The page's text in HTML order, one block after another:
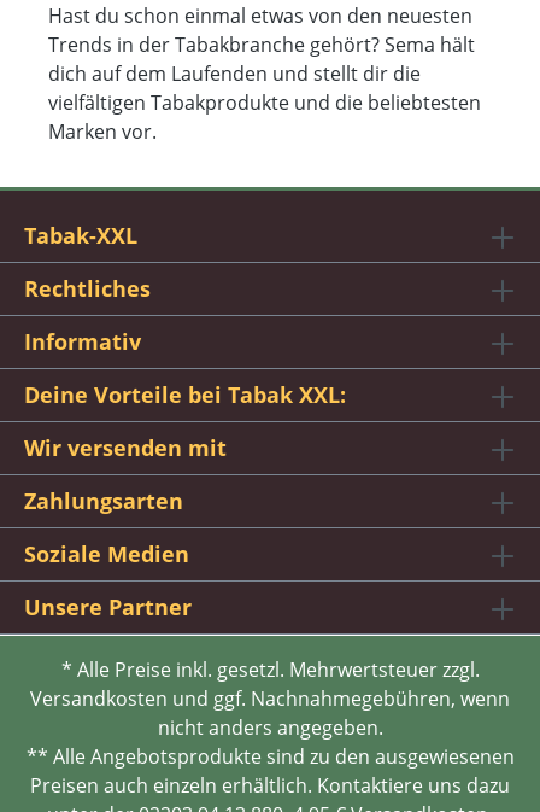
Hast du schon einmal etwas von den neuesten
Trends in der Tabakbranche gehört? Sema hält
dich auf dem Laufenden und stellt dir die
vielfältigen Tabakprodukte und die beliebtesten
Marken vor.
Tabak-XXL
Rechtliches
Informativ
Deine Vorteile bei Tabak XXL:
Wir versenden mit
Zahlungsarten
Soziale Medien
Unsere Partner
* Alle Preise inkl. gesetzl. Mehrwertsteuer zzgl.
Versandkosten und ggf. Nachnahmegebühren, wenn
nicht anders angegeben.
** Alle Angebotsprodukte sind zu den ausgewiesenen
Preisen auch einzeln erhältlich. Kontaktiere uns dazu